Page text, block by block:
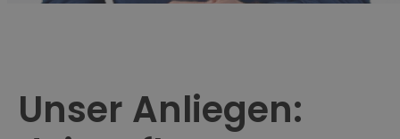
Unser Anliegen: